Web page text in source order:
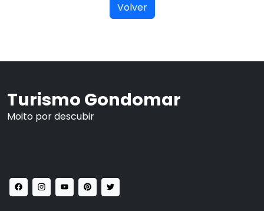
Volver
Turismo Gondomar
Moito por descubir